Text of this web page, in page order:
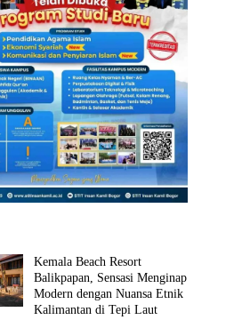
Kemala Beach Resort
Balikpapan, Sensasi Menginap
Modern dengan Nuansa Etnik
Kalimantan di Tepi Laut